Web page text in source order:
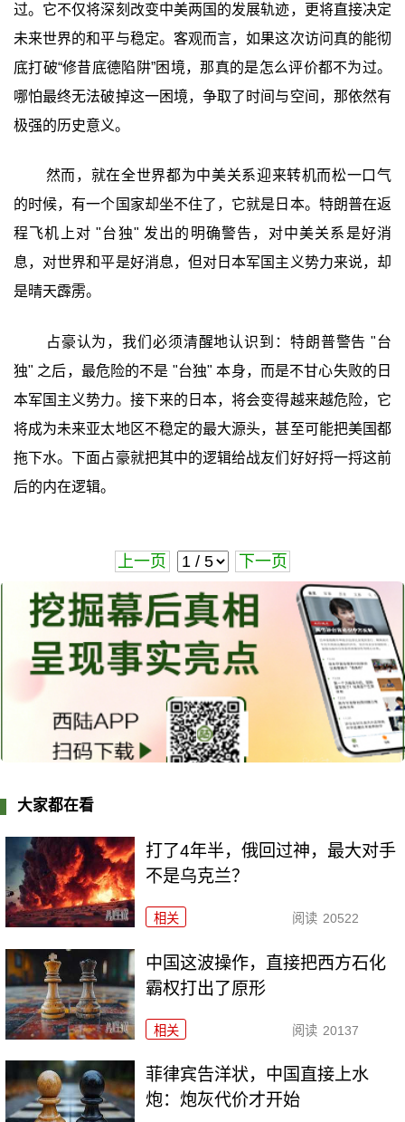
过。它不仅将深刻改变中美两国的发展轨迹，更将直接决定
未来世界的和平与稳定。客观而言，如果这次访问真的能彻
底打破“修昔底德陷阱”困境，那真的是怎么评价都不为过。
哪怕最终无法破掉这一困境，争取了时间与空间，那依然有
极强的历史意义。
然而，就在全世界都为中美关系迎来转机而松一口气
的时候，有一个国家却坐不住了，它就是日本。特朗普在返
程飞机上对 "台独" 发出的明确警告，对中美关系是好消
息，对世界和平是好消息，但对日本军国主义势力来说，却
是晴天霹雳。
占豪认为，我们必须清醒地认识到：特朗普警告 "台
独" 之后，最危险的不是 "台独" 本身，而是不甘心失败的日
本军国主义势力。接下来的日本，将会变得越来越危险，它
将成为未来亚太地区不稳定的最大源头，甚至可能把美国都
拖下水。下面占豪就把其中的逻辑给战友们好好捋一捋这前
后的内在逻辑。
上一页 下一页
大家都在看
打了4年半，俄回过神，最大对手
不是乌克兰？
相关 阅读 20522
中国这波操作，直接把西方石化
霸权打出了原形
相关 阅读 20137
菲律宾告洋状，中国直接上水
炮：炮灰代价才开始